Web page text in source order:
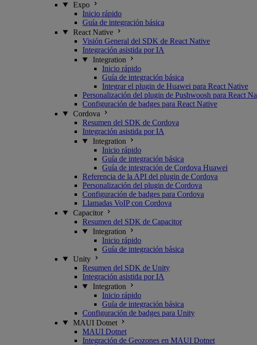
Expo
Inicio rápido
Guía de integración básica
React Native
Visión General del SDK de React Native
Integración asistida por IA
Integration
Inicio rápido
Guía de integración básica
Integrar el plugin de Huawei para React Native
Personalización del plugin de Pushwoosh para React
Configuración de badges para React Native
Cordova
Resumen del SDK de Cordova
Integración asistida por IA
Integration
Inicio rápido
Guía de integración básica
Guía de integración de Cordova Huawei
Referencia de la API del plugin de Cordova
Personalización del plugin de Cordova
Configuración de badges para Cordova
Llamadas VoIP con Cordova
Capacitor
Resumen del SDK de Capacitor
Integration
Inicio rápido
Guía de integración básica
Unity
Resumen del SDK de Unity
Integración asistida por IA
Integration
Inicio rápido
Guía de integración básica
Configuración de badges para Unity
MAUI Dotnet
MAUI Dotnet
Integración de Geozones en MAUI Dotnet